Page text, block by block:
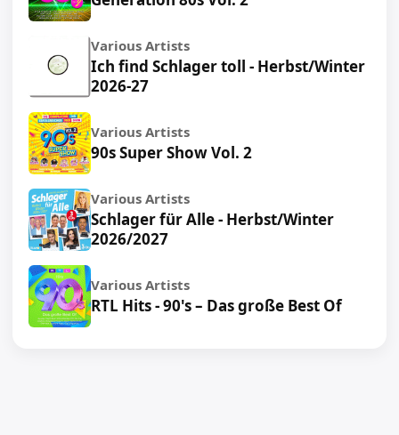
Various Artists
Ich find Schlager toll - Herbst/Winter
2026-27
Various Artists
90s Super Show Vol. 2
Various Artists
Schlager für Alle - Herbst/Winter
2026/2027
Various Artists
RTL Hits - 90's – Das große Best Of